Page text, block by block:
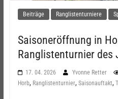
Beiträge Ranglistenturniere
Saisoneröffnung in
Ranglistenturnier des
17. 04. 2026 Yvonne Retter
Horb, Ranglistenturnier, Saisonauftakt,